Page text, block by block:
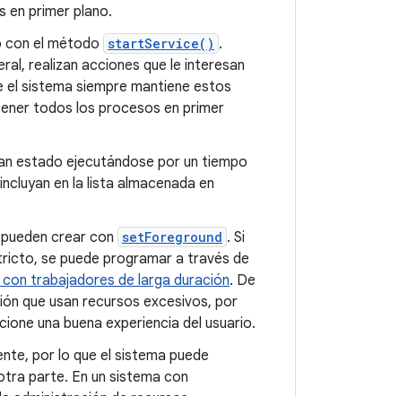
en primer plano.
con el método startService() .
realizan acciones que le interesan
sistema siempre mantiene estos
todos los procesos en primer
estado ejecutándose por un tiempo
en la lista almacenada en
crear con setForeground . Si
se puede programar a través de
trabajadores de larga duración. De
que usan recursos excesivos, por
una buena experiencia del usuario.
por lo que el sistema puede
parte. En un sistema con